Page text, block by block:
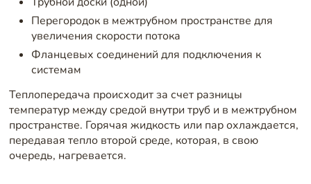
Перегородок в межтрубном пространстве для
увеличения скорости потока
Фланцевых соединений для подключения к
системам
Теплопередача происходит за счет разницы
температур между средой внутри труб и в межтрубном
пространстве. Горячая жидкость или пар охлаждается,
передавая тепло второй среде, которая, в свою
очередь, нагревается.